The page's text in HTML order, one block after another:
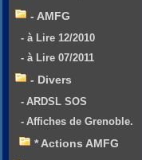
- AMFG
- à Lire 12/2010
- à Lire 07/2011
- Divers
- ARDSL SOS
- Affiches de Grenoble.
* Actions AMFG